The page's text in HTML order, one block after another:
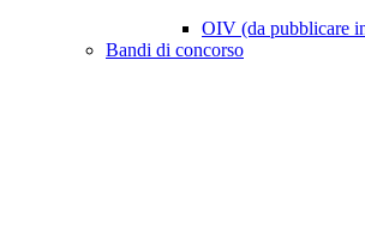
OIV (da pubblicare
Bandi di concorso